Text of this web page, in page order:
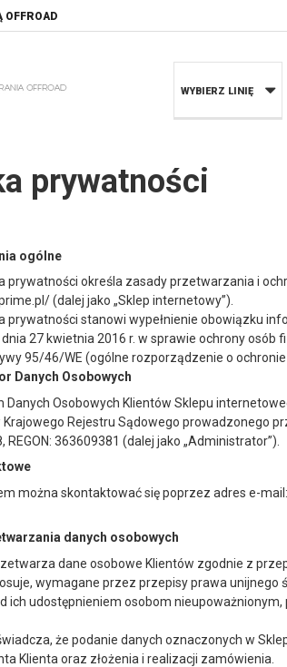
OFFROAD
WYBIERZ LINIĘ
prywatności
ogólne
prywatności określa zasady przetwarzania i
(dalej jako „Sklep internetowy”).
prywatności stanowi wypełnienie obowiązku
27 kwietnia 2016 r. w sprawie ochrony
95/46/WE (ogólne rozporządzenie o ochronie
Danych Osobowych
Osobowych Klientów Sklepu
Rejestru Sądowego prowadzonego
REGON: 363609381 (dalej jako „Administrator”).
można skontaktować się poprzez adres e-
danych osobowych
dane osobowe Klientów zgodnie z
wymagane przez przepisy prawa
ich udostępnieniem osobom
że podanie danych oznaczonych w
Klienta oraz złożenia i realizacji zamówienia.